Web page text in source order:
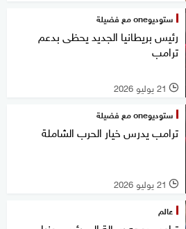
ستوديوone مع فضيلة
رئيس بريطانيا الجديد يحظى بدعم
ترامب
l 21 يوليو 2026
ستوديوone مع فضيلة
ترامب يدرس خيار الحرب الشاملة
l 21 يوليو 2026
عالم